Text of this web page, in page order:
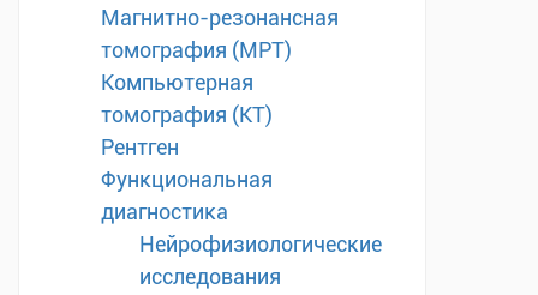
Магнитно-резонансная
томография (МРТ)
Компьютерная
томография (КТ)
Рентген
Функциональная
диагностика
Нейрофизиологические
исследования